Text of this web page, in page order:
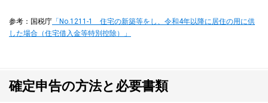
参考：国税庁 「No.1211-1 住宅の新築等をし、令和4年以降に居住の用に供
した場合（住宅借入金等特別控除）」
確定申告の方法と必要書類